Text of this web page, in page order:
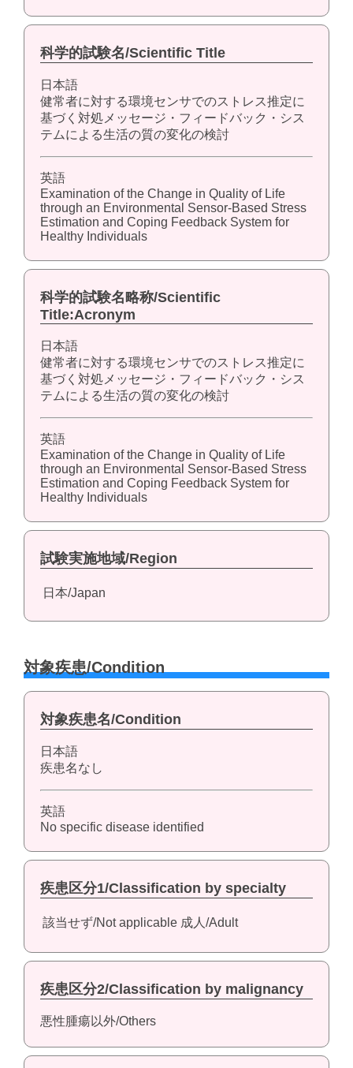
科学的試験名/Scientific Title
日本語
健常者に対する環境センサでのストレス推定に
基づく対処メッセージ・フィードバック・シス
テムによる生活の質の変化の検討
英語
Examination of the Change in Quality of Life
through an Environmental Sensor-Based Stress
Estimation and Coping Feedback System for
Healthy Individuals
科学的試験名略称/Scientific
Title:Acronym
日本語
健常者に対する環境センサでのストレス推定に
基づく対処メッセージ・フィードバック・シス
テムによる生活の質の変化の検討
英語
Examination of the Change in Quality of Life
through an Environmental Sensor-Based Stress
Estimation and Coping Feedback System for
Healthy Individuals
試験実施地域/Region
日本/Japan
対象疾患/Condition
対象疾患名/Condition
日本語
疾患名なし
英語
No specific disease identified
疾患区分1/Classification by specialty
該当せず/Not applicable 成人/Adult
疾患区分2/Classification by malignancy
悪性腫瘍以外/Others